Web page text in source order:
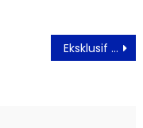
Eksklusif di September : Brunch dan Staycation Spesial di favehotel PGC Cililitan Jakarta